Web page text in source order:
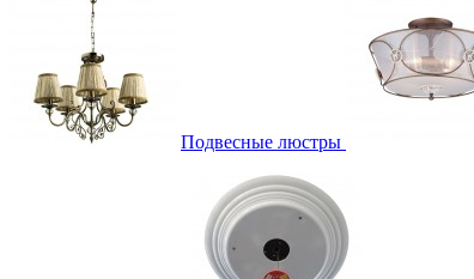
Подвесные люстры